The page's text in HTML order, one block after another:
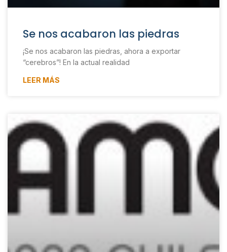
Se nos acabaron las piedras
¡Se nos acabaron las piedras, ahora a exportar
“cerebros”! En la actual realidad
LEER MÁS